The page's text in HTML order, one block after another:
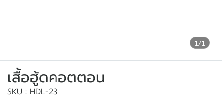
1/1
เสื้อฮู้ดคอตตอน
SKU : HDL-23